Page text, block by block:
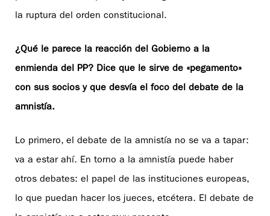
la ruptura del orden constitucional.
¿Qué le parece la reacción del Gobierno a la
enmienda del PP? Dice que le sirve de «pegamento»
con sus socios y que desvía el foco del debate de la
amnistía.
Lo primero, el debate de la amnistía no se va a tapar:
va a estar ahí. En torno a la amnistía puede haber
otros debates: el papel de las instituciones europeas,
lo que puedan hacer los jueces, etcétera. El debate de